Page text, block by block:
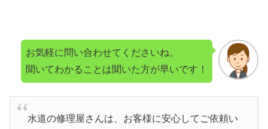
お気軽に問い合わせてくださいね。
聞いてわかることは聞いた方が早いです！
水道の修理屋さんは、お客様に安心してご依頼い